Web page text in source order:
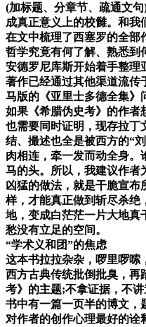
(加标题、分章节、疏通文
成真正意义上的校雠。和我
在文中梳理了西塞罗的全部
哲学究竟有何了解、熟悉到
安德罗尼库斯开始着手整理
著作已经通过其他渠道流传
马版的《亚里士多德全集》
如果《希腊伪史考》的作者
也需要同时证明，现存拉丁
结、撮述也全是被西方的“
肉相连，牵一发而动全身。
马的头。所以，我建议作者
凶猛的做法，就是干脆宣布
样，才能真正做到斩尽杀绝
地，变成白茫茫一片大地真
愁没有立足的空间。
“学术义和团”的焦虑
这本书拉拉杂杂，啰里啰嗦
西方古典传统批倒批臭，再
考》的主题;不拿证据，不讲
书中有一篇一页半的博文，
对作者的创作心理最好的诠